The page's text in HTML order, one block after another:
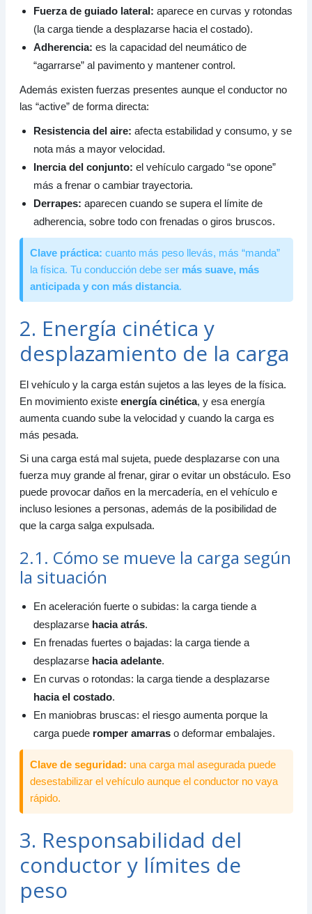
Fuerza de guiado lateral: aparece en curvas y rotondas
(la carga tiende a desplazarse hacia el costado).
Adherencia: es la capacidad del neumático de
“agarrarse” al pavimento y mantener control.
Además existen fuerzas presentes aunque el conductor no
las “active” de forma directa:
Resistencia del aire: afecta estabilidad y consumo, y se
nota más a mayor velocidad.
Inercia del conjunto: el vehículo cargado “se opone”
más a frenar o cambiar trayectoria.
Derrapes: aparecen cuando se supera el límite de
adherencia, sobre todo con frenadas o giros bruscos.
Clave práctica: cuanto más peso llevás, más “manda”
la física. Tu conducción debe ser más suave, más
anticipada y con más distancia.
2. Energía cinética y
desplazamiento de la carga
El vehículo y la carga están sujetos a las leyes de la física.
En movimiento existe energía cinética, y esa energía
aumenta cuando sube la velocidad y cuando la carga es
más pesada.
Si una carga está mal sujeta, puede desplazarse con una
fuerza muy grande al frenar, girar o evitar un obstáculo. Eso
puede provocar daños en la mercadería, en el vehículo e
incluso lesiones a personas, además de la posibilidad de
que la carga salga expulsada.
2.1. Cómo se mueve la carga según
la situación
En aceleración fuerte o subidas: la carga tiende a
desplazarse hacia atrás.
En frenadas fuertes o bajadas: la carga tiende a
desplazarse hacia adelante.
En curvas o rotondas: la carga tiende a desplazarse
hacia el costado.
En maniobras bruscas: el riesgo aumenta porque la
carga puede romper amarraso deformar embalajes.
Clave de seguridad: una carga mal asegurada puede
desestabilizar el vehículo aunque el conductor no vaya
rápido.
3. Responsabilidad del
conductor y límites de
peso